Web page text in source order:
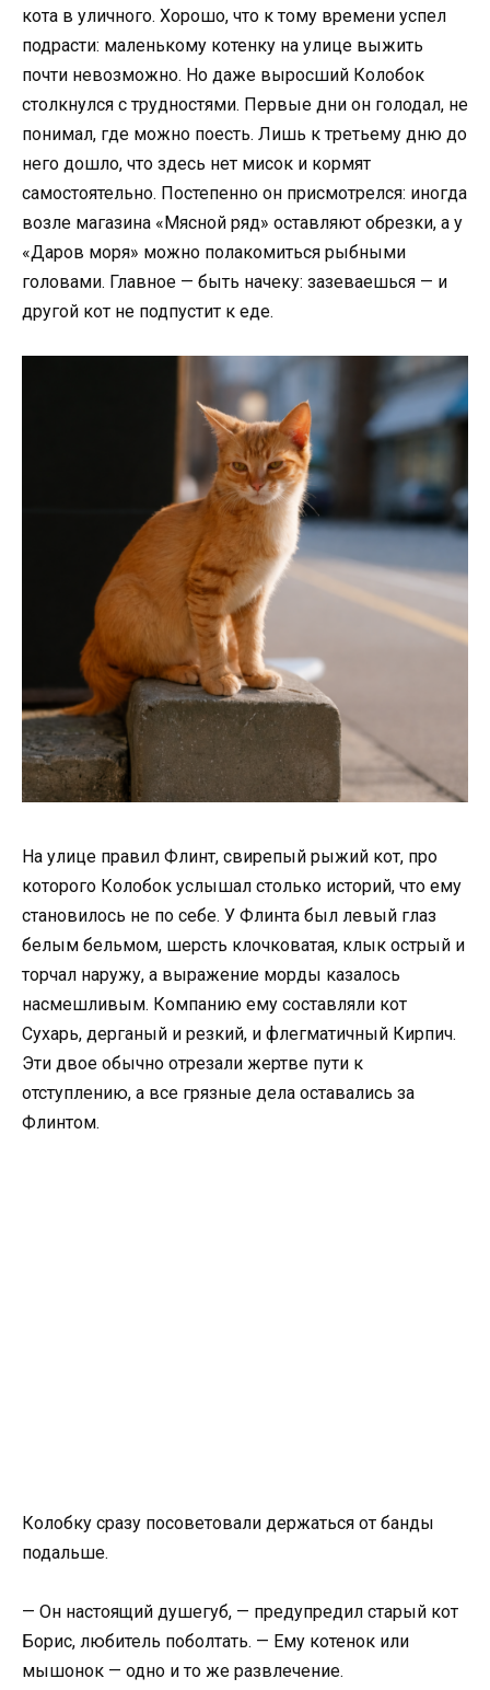
кота в уличного. Хорошо, что к тому времени успел
подрасти: маленькому котенку на улице выжить
почти невозможно. Но даже выросший Колобок
столкнулся с трудностями. Первые дни он голодал, не
понимал, где можно поесть. Лишь к третьему дню до
него дошло, что здесь нет мисок и кормят
самостоятельно. Постепенно он присмотрелся: иногда
возле магазина «Мясной ряд» оставляют обрезки, а у
«Даров моря» можно полакомиться рыбными
головами. Главное — быть начеку: зазеваешься — и
другой кот не подпустит к еде.
На улице правил Флинт, свирепый рыжий кот, про
которого Колобок услышал столько историй, что ему
становилось не по себе. У Флинта был левый глаз
белым бельмом, шерсть клочковатая, клык острый и
торчал наружу, а выражение морды казалось
насмешливым. Компанию ему составляли кот
Сухарь, дерганый и резкий, и флегматичный Кирпич.
Эти двое обычно отрезали жертве пути к
отступлению, а все грязные дела оставались за
Флинтом.
Колобку сразу посоветовали держаться от банды
подальше.
— Он настоящий душегуб, — предупредил старый кот
Борис, любитель поболтать. — Ему котенок или
мышонок — одно и то же развлечение.